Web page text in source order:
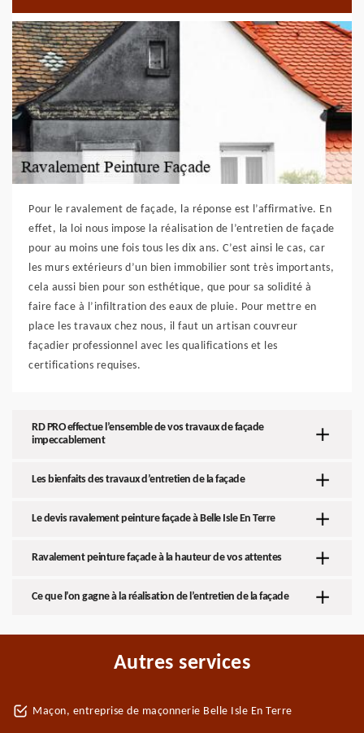
Pour le ravalement de façade, la réponse est l’affirmative. En
effet, la loi nous impose la réalisation de l’entretien de façade
pour au moins une fois tous les dix ans. C’est ainsi le cas, car
les murs extérieurs d’un bien immobilier sont très importants,
cela aussi bien pour son esthétique, que pour sa solidité à
faire face à l’infiltration des eaux de pluie. Pour mettre en
place les travaux chez nous, il faut un artisan couvreur
façadier professionnel avec les qualifications et les
certifications requises.
RD PRO effectue l’ensemble de vos travaux de façade
impeccablement
Les bienfaits des travaux d’entretien de la façade
Le devis ravalement peinture façade à Belle Isle En Terre
Ravalement peinture façade à la hauteur de vos attentes
Ce que l’on gagne à la réalisation de l’entretien de la façade
Autres services
Maçon, entreprise de maçonnerie Belle Isle En Terre